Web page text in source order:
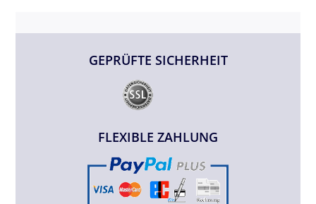
GEPRÜFTE SICHERHEIT
FLEXIBLE ZAHLUNG